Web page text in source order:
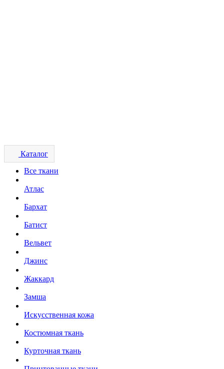
Каталог
Все ткани
Атлас
Бархат
Батист
Вельвет
Джинс
Жаккард
Замша
Искусственная кожа
Костюмная ткань
Курточная ткань